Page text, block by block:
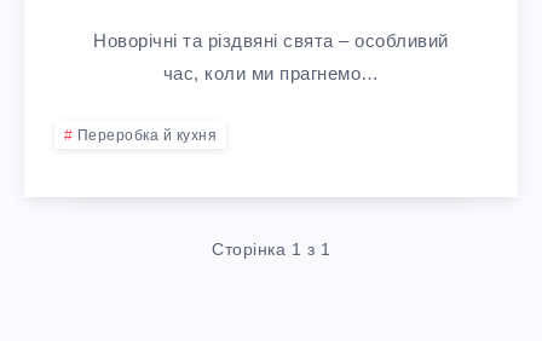
Ц
Й
Н
Новорічні та різдвяні свята – особливий
час, коли ми прагнемо…
Переробка й кухня
Сторінка 1 з 1